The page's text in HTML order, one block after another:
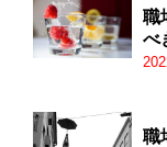
職
べ
職